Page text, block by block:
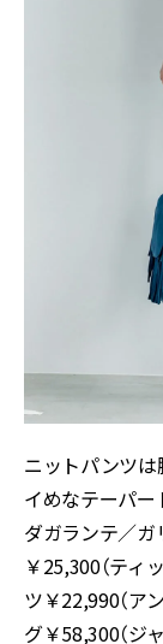
ニットパンツ
イめなテーパー
ダガランテ／ガ
￥25,300（ティ
ツ￥22,990（ア
グ￥58,300（ジ